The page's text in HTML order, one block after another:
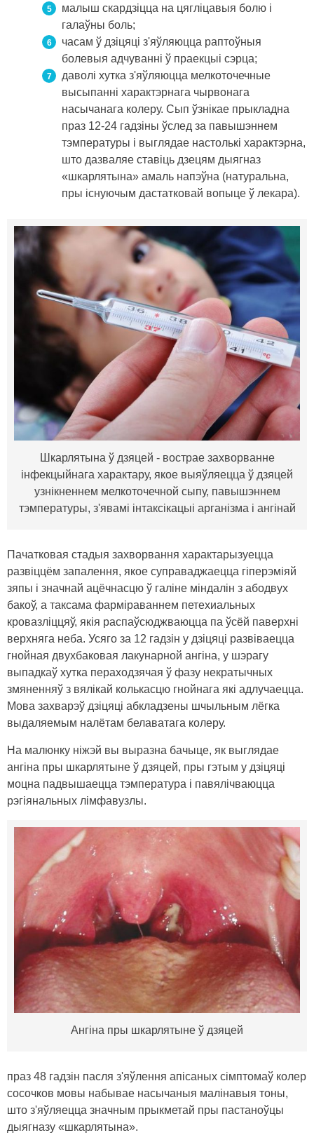
малыш скардзіцца на цягліцавыя болю і
галаўны боль;
часам ў дзіцяці з'яўляюцца раптоўныя
болевыя адчуванні ў праекцыі сэрца;
даволі хутка з'яўляюцца мелкоточечные
высыпанні характэрнага чырвонага
насычанага колеру. Сып ўзнікае прыкладна
праз 12-24 гадзіны ўслед за павышэннем
тэмпературы і выглядае настолькі характэрна,
што дазваляе ставіць дзецям дыягназ
«шкарлятына» амаль напэўна (натуральна,
пры існуючым дастатковай вопыце ў лекара).
Шкарлятына ў дзяцей - вострае захворванне
інфекцыйнага характару, якое выяўляецца ў дзяцей
узнікненнем мелкоточечной сыпу, павышэннем
тэмпературы, з'явамі інтаксікацыі арганізма і ангінай
Пачатковая стадыя захворвання характарызуецца
развіццём запалення, якое суправаджаецца гіперэміяй
зяпы і значнай ацёчнасцю ў галіне міндалін з абодвух
бакоў, а таксама фарміраваннем петехиальных
кровазліццяў, якія распаўсюджваюцца па ўсёй паверхні
верхняга неба. Усяго за 12 гадзін у дзіцяці развіваецца
гнойная двухбаковая лакунарной ангіна, у шэрагу
выпадкаў хутка пераходзячая ў фазу некратычных
змяненняў з вялікай колькасцю гнойнага які адлучаецца.
Мова захварэў дзіцяці абкладзены шчыльным лёгка
выдаляемым налётам белаватага колеру.
На малюнку ніжэй вы выразна бачыце, як выглядае
ангіна пры шкарлятыне ў дзяцей, пры гэтым у дзіцяці
моцна падвышаецца тэмпература і павялічваюцца
рэгіянальных лімфавузлы.
Ангіна пры шкарлятыне ў дзяцей
праз 48 гадзін пасля з'яўлення апісаных сімптомаў колер
сосочков мовы набывае насычаныя малінавыя тоны,
што з'яўляецца значным прыкметай пры пастаноўцы
дыягназу «шкарлятына».